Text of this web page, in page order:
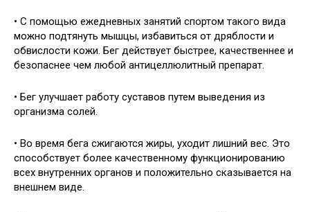
• С помощью ежедневных занятий спортом такого вида
можно подтянуть мышцы, избавиться от дряблости и
обвислости кожи. Бег действует быстрее, качественнее и
безопаснее чем любой антицеллюлитный препарат.
• Бег улучшает работу суставов путем выведения из
организма солей.
• Во время бега сжигаются жиры, уходит лишний вес. Это
способствует более качественному функционированию
всех внутренних органов и положительно сказывается на
внешнем виде.